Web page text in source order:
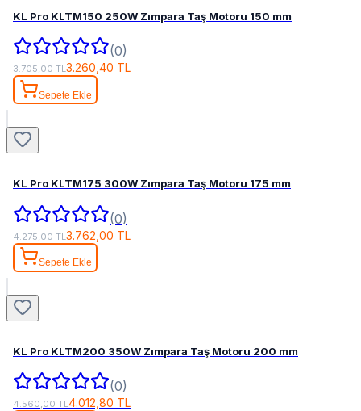
KL Pro KLTM150 250W Zımpara Taş Motoru 150 mm
(0)
3.705,00 TL3.260,40 TL
Sepete Ekle
KL Pro KLTM175 300W Zımpara Taş Motoru 175 mm
(0)
4.275,00 TL 3.762,00 TL
Sepete Ekle
KL Pro KLTM200 350W Zımpara Taş Motoru 200 mm
(0)
4.560,00 TL4.012,80 TL